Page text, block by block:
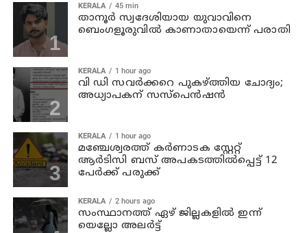
KERALA 45 min
താനൂര്‍ സ്വദേശിയായ യുവാവിനെ
ബെംഗളൂരുവില്‍ കാണാതായെന്ന് പരാതി
KERALA 1 hour ago
വി ഡി സവര്‍ക്കറെ പുകഴ്ത്തിയ ചോദ്യം;
അധ്യാപകന് സസ്പെന്‍ഷന്‍
KERALA 1 hour ago
മഞ്ചേശ്വരത്ത് കര്‍ണാടക സ്റ്റേറ്റ്
ആര്‍ടിസി ബസ് അപകടത്തില്‍പ്പെട്ട് 12
പേര്‍ക്ക് പരുക്ക്
KERALA 2 hours ago
സംസ്ഥാനത്ത് ഏഴ് ജില്ലകളില്‍ ഇന്ന്
യെല്ലോ അലര്‍ട്ട്